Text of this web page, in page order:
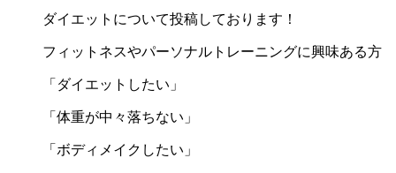
ダイエットについて投稿しております！
フィットネスやパーソナルトレーニングに興味ある方
「ダイエットしたい」
「体重が中々落ちない」
「ボディメイクしたい」